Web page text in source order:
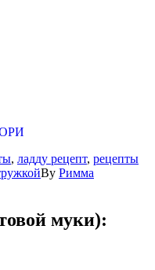
, ладду рецепт, рецепты
By Римма
муки):